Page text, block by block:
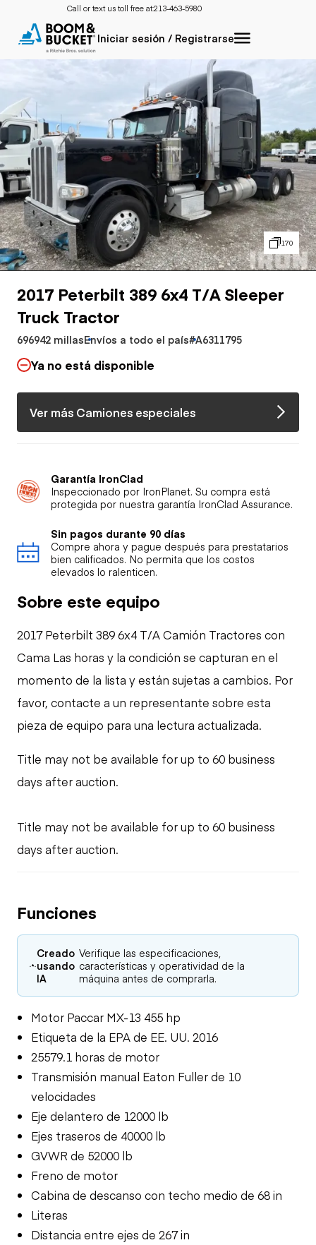
Call or text us toll free at:213-463-5980
Iniciar sesión / Registrarse
170
2017 Peterbilt 389 6x4 T/A Sleeper
Truck Tractor
696942 millasEnvíos a todo el país#A6311795
Ya no está disponible
Ver más Camiones especiales
Garantía IronClad
Inspeccionado por IronPlanet. Su compra está
protegida por nuestra garantía IronClad Assurance.
Sin pagos durante 90 días
Compre ahora y pague después para prestatarios
bien calificados. No permita que los costos
elevados lo ralenticen.
Sobre este equipo
2017 Peterbilt 389 6x4 T/A Camión Tractores con
Cama Las horas y la condición se capturan en el
momento de la lista y están sujetas a cambios. Por
favor, contacte a un representante sobre esta
pieza de equipo para una lectura actualizada.
Title may not be available for up to 60 business
days after auction.
Title may not be available for up to 60 business
days after auction.
Funciones
Creado
usando
IA
Verifique las especificaciones,
características y operatividad de la
máquina antes de comprarla.
Motor Paccar MX-13 455 hp
Etiqueta de la EPA de EE. UU. 2016
25579.1 horas de motor
Transmisión manual Eaton Fuller de 10
velocidades
Eje delantero de 12000 lb
Ejes traseros de 40000 lb
GVWR de 52000 lb
Freno de motor
Cabina de descanso con techo medio de 68 in
Literas
Distancia entre ejes de 267 in